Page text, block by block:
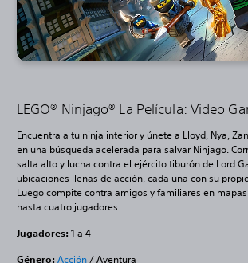
LEGO® Ninjago® La Película: Video
Encuentra a tu ninja interior y únete a Lloyd, Nya,
en una búsqueda acelerada para salvar Ninjago.
salta alto y lucha contra el ejército tiburón de Lord
ubicaciones llenas de acción, cada una con su
Luego compite contra amigos y familiares en
hasta cuatro jugadores.
Jugadores: 1 a 4
Género: Acción/ Aventura